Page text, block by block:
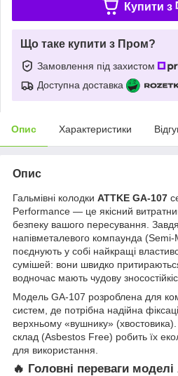
Купити з
Що таке купити з Пром?
Замовлення під захистом
Доступна доставка
Опис Характеристики
Опис
Гальмівні колодки ATTKE GA-107
Performance — це якісний
безпеку вашого пересування.
напівметалевого компаунда
поєднують у собі найкращі
сумішей: вони швидко
водночас мають чудову
Модель GA-107 розроблена для
систем, де потрібна надійна
верхньому «вушнику»
склад (Asbestos Free) робить їх
для використання.
🔥 Головні переваги моделі